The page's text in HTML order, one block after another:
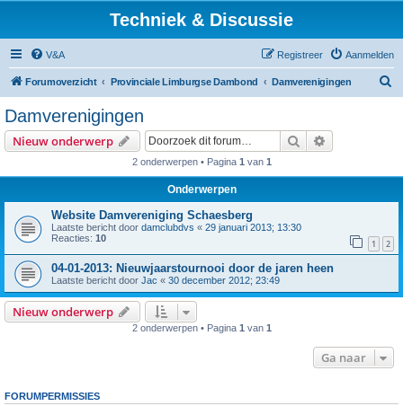
Techniek & Discussie
V&A Aanmelden
Registreer
Forumoverzicht Provinciale Limburgse Dambond Damverenigingen
Damverenigingen
Nieuw onderwerp Zoek
2 onderwerpen • Pagina 1 van 1
Onderwerpen
Website Damvereniging Schaesberg
Laatste bericht door damclubdvs « 29 januari 2013; 13:30
Reacties: 10 1 2
04-01-2013: Nieuwjaarstournooi door de jaren heen
Laatste bericht door Jac « 30 december 2012; 23:49
Nieuw onderwerp
2 onderwerpen • Pagina 1 van 1
Ga naar
FORUMPERMISSIES